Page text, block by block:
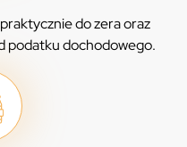
do zera oraz
podatku dochodowego.